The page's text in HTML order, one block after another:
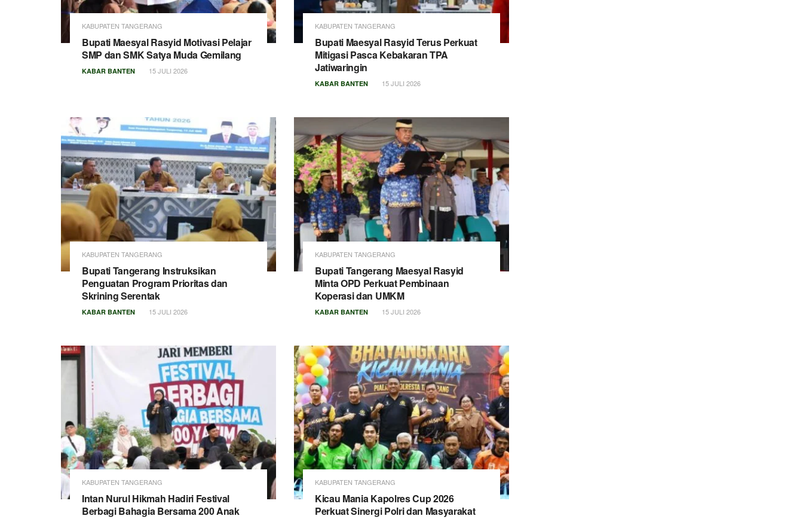
KABUPATEN TANGERANG
Bupati Maesyal Rasyid Motivasi Pelajar
SMP dan SMK Satya Muda Gemilang
KABAR BANTEN 15 JULI 2026
KABUPATEN TANGERANG
Bupati Maesyal Rasyid Terus Perkuat
Mitigasi Pasca Kebakaran TPA
Jatiwaringin
KABAR BANTEN 15 JULI 2026
KABUPATEN TANGERANG
Bupati Tangerang Instruksikan
Penguatan Program Prioritas dan
Skrining Serentak
KABAR BANTEN 15 JULI 2026
KABUPATEN TANGERANG
Bupati Tangerang Maesyal Rasyid
Minta OPD Perkuat Pembinaan
Koperasi dan UMKM
KABAR BANTEN 15 JULI 2026
KABUPATEN TANGERANG
Intan Nurul Hikmah Hadiri Festival
Berbagi Bahagia Bersama 200 Anak
KABUPATEN TANGERANG
Kicau Mania Kapolres Cup 2026
Perkuat Sinergi Polri dan Masyarakat